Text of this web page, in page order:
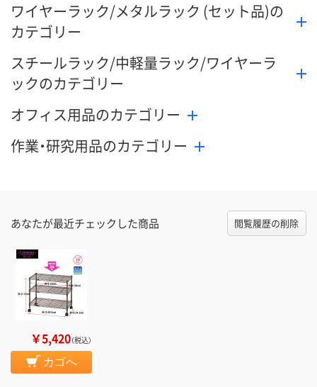
ワイヤーラック/メタルラック (セット品)の
カテゴリー
スチールラック/中軽量ラック/ワイヤーラ
ックのカテゴリー
オフィス用品のカテゴリー
作業・研究用品のカテゴリー
あなたが最近チェックした商品 閲覧履歴の削除
￥5,420（税込）
カゴへ